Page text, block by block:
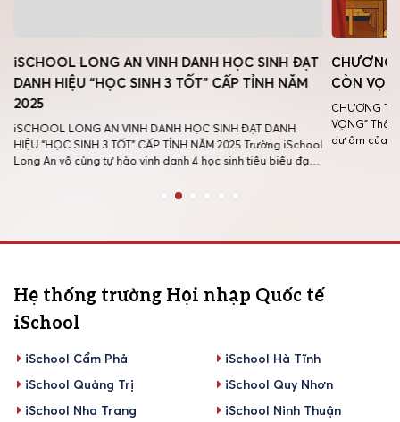
iSCHOOL LONG AN VINH DANH HỌC SINH ĐẠT
DANH HIỆU “HỌC SINH 3 TỐT” CẤP TỈNH NĂM
2025
iSCHOOL LONG AN VINH DANH HỌC SINH ĐẠT DANH
HIỆU “HỌC SINH 3 TỐT” CẤP TỈNH NĂM 2025 Trường iSchool
Long An vô cùng tự hào vinh danh 4 học sinh tiêu biểu đạt
tuyên dương do Tỉnh đoàn Tây Ninh tổ […]
CHƯƠNG
CÒN
CHƯƠNG
VỌNG”
dư âm của
Hệ thống trường Hội nhập Quốc tế
iSchool
iSchool Cẩm Phả
iSchool Hà Tĩnh
iSchool Quảng Trị
iSchool Quy Nhơn
iSchool Nha Trang
iSchool Ninh Thuận